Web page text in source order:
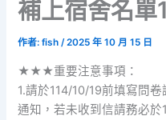
補上宿舍名單
作者:fish/2025 年 10 月 15 日
★★★重要注意事項：
1.請於114/10/19前填寫問
通知，若未收到信請務必